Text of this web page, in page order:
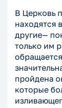
В Церковь
находятся
другие—
только им
пройдена
которые